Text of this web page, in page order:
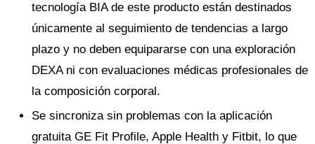
tecnología BIA de este producto están destinados
únicamente al seguimiento de tendencias a largo
plazo y no deben equipararse con una exploración
DEXA ni con evaluaciones médicas profesionales de
la composición corporal.
Se sincroniza sin problemas con la aplicación
gratuita GE Fit Profile, Apple Health y Fitbit, lo que